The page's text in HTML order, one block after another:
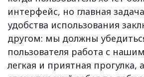
интерфейс, но главная
удобства использования
другом: мы должны
пользователя работа с
легкая и приятная прогулка,